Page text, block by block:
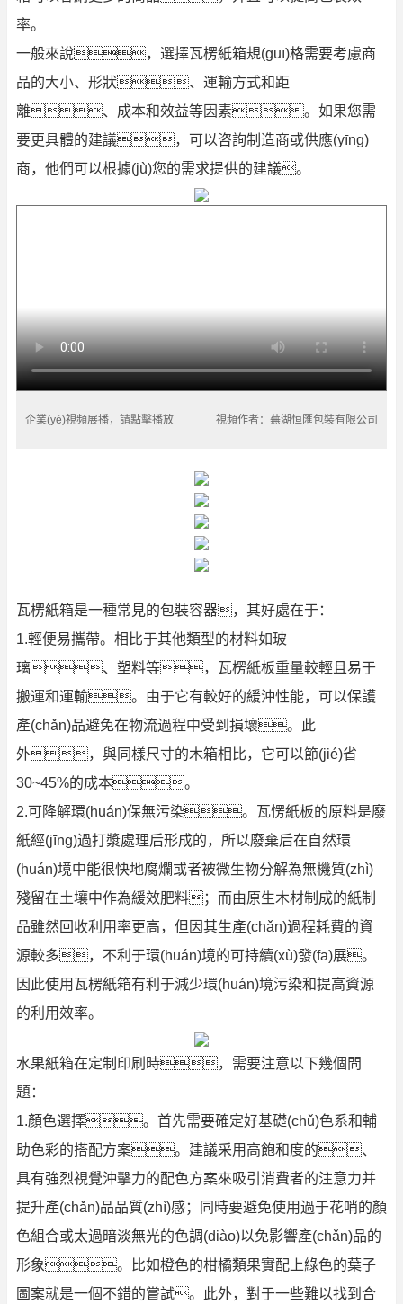
率。
一般來說，選擇瓦楞紙箱規(guī)格需要考慮商
品的大小、形狀、運輸方式和距
離、成本和效益等因素。如果您需
要更具體的建議，可以咨詢制造商或供應(yīng)
商，他們可以根據(jù)您的需求提供的建議。
企業(yè)視頻展播，請點擊播放 視頻作者：蕪湖恒匯包裝有限公司
瓦楞紙箱是一種常見的包裝容器，其好處在于：
1.輕便易攜帶。相比于其他類型的材料如玻
璃、塑料等，瓦楞紙板重量較輕且易于
搬運和運輸。由于它有較好的緩沖性能，可以保護
產(chǎn)品避免在物流過程中受到損壞。此
外，與同樣尺寸的木箱相比，它可以節(jié)省
30~45%的成本。
2.可降解環(huán)保無污染。瓦愣紙板的原料是廢
紙經(jīng)過打漿處理后形成的，所以廢棄后在自然環
(huán)境中能很快地腐爛或者被微生物分解為無機質(zhì)
殘留在土壤中作為緩效肥料；而由原生木材制成的紙制
品雖然回收利用率更高，但因其生產(chǎn)過程耗費的資
源較多，不利于環(huán)境的可持續(xù)發(fā)展。
因此使用瓦楞紙箱有利于減少環(huán)境污染和提高資源
的利用效率。
水果紙箱在定制印刷時，需要注意以下幾個問
題：
1.顏色選擇。首先需要確定好基礎(chǔ)色系和輔
助色彩的搭配方案。建議采用高飽和度的、
具有強烈視覺沖擊力的配色方案來吸引消費者的注意力并
提升產(chǎn)品品質(zhì)感；同時要避免使用過于花哨的顏
色組合或太過暗淡無光的色調(diào)以免影響產(chǎn)品的
形象。比如橙色的柑橘類果實配上綠色的葉子
圖案就是一個不錯的嘗試。此外，對于一些難以找到合